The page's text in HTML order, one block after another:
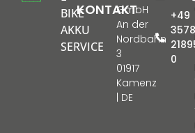
BIKE
AKKU
SERVICE
KONTAKT
GmbH
An der
Nordbahn
3
01917
Kamenz
| DE
+49
3578
0